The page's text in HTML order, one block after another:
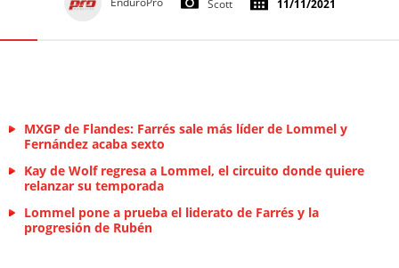
Scott 11/11/2021
MXGP de Flandes: Farrés sale más líder de Lommel y
Fernández acaba sexto
Kay de Wolf regresa a Lommel, el circuito donde quiere
relanzar su temporada
Lommel pone a prueba el liderato de Farrés y la
progresión de Rubén